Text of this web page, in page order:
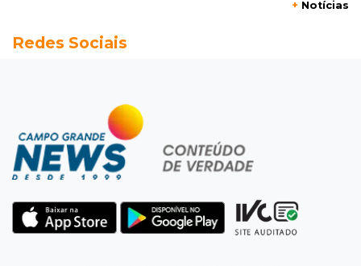
Granizo danifica telhados e plantações
Agregado
Inter perde para o Corinthians mas avança às
quartas da Copa do Brasil
Vitória goleia Athletico-PR por 4 a 0 e avança
às quartas da Copa do Brasil
+ Notícias
Redes Sociais